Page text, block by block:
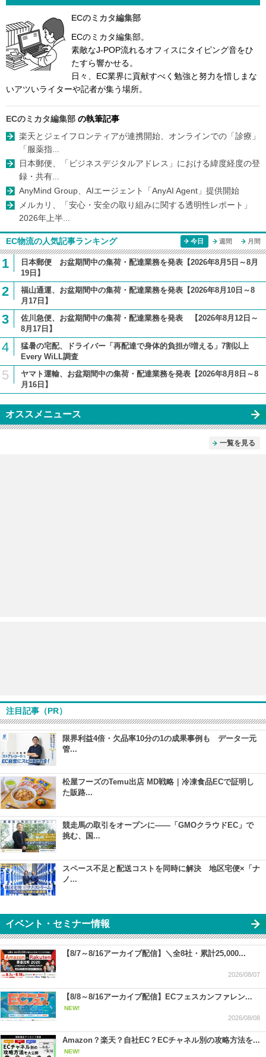
ECのミカタ編集部
ECのミカタ編集部。
素敵なJ-POP流れるオフィスにタイピング音をひ
たすら響かせる。
日々、EC業界に貢献すべく勉強と努力を惜しまな
いアツいライターや記者が集う場所。
ECのミカタ編集部 の執筆記事
楽天とジェイフロンティアが連携開始、オンラインでの「診療」
「服薬指...
日本郵便、「ビジネスデジタルアドレス」における緯度経度の登
録・共有...
AnyMind Group、AIエージェント「AnyAI Agent」提供開始
メルカリ、「安心・安全の取り組みに関する透明性レポート」
2026年上半...
EC物流の人気記事ランキング 今日 週間 月間
1
日本郵便 お盆期間中の集荷・配達業務を発表【2026年8月5日～8月
19日】
2
福山通運、お盆期間中の集荷・配達業務を発表【2026年8月10日～8
月17日】
3
佐川急便、お盆期間中の集荷・配達業務を発表 【2026年8月12日～
8月17日】
4
猛暑の宅配、ドライバー「再配達で身体的負担が増える」7割以上
Every WiLL調査
5
ヤマト運輸、お盆期間中の集荷・配達業務を発表【2026年8月8日～8
月16日】
オススメニュース
一覧を見る
注目記事（PR）
限界利益4倍・欠品率10分の1の成果事例も データ一元
管...
松屋フーズのTemu出店 MD戦略｜冷凍食品ECで証明し
た販路...
競走馬の取引をオープンに――「GMOクラウドEC」で
挑む、国...
スペース不足と配送コストを同時に解決 地区宅便×「ナ
ノ...
イベント・セミナー情報
【8/7～8/16アーカイブ配信】＼全8社・累計25,000...
2026/08/07
【8/8～8/16アーカイブ配信】ECフェスカンファレン...
NEW!
2026/08/08
Amazon？楽天？自社EC？ECチャネル別の攻略方法を...
NEW!